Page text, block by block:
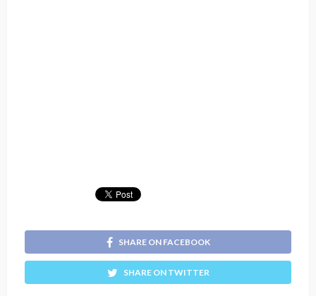
SHARE ON FACEBOOK
SHARE ON TWITTER